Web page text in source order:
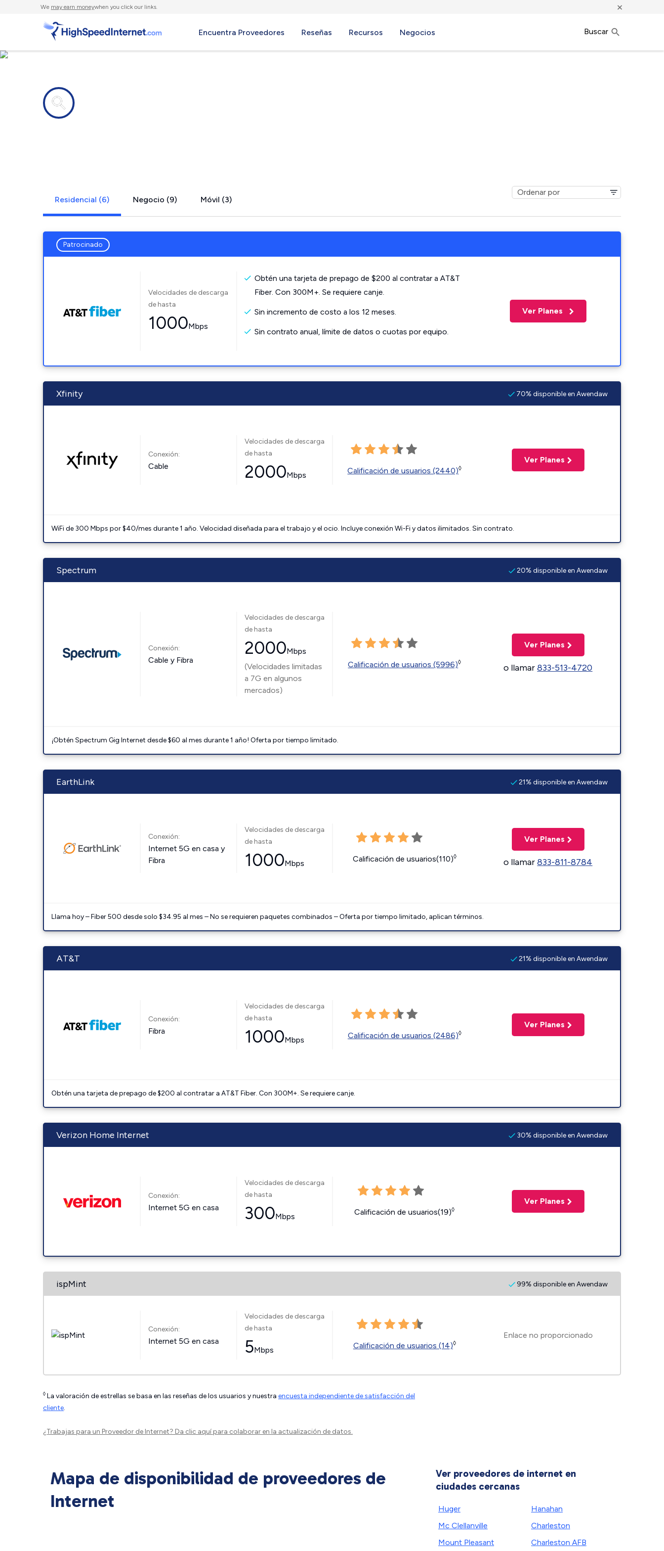
We may earn moneywhen you click our links. ×
Encuentra Proveedores Reseñas Recursos Negocios Buscar
Residencial (6) Negocio (9) Móvil (3)
Patrocinado
Velocidades de descarga
de hasta
1000Mbps
Obtén una tarjeta de prepago de $200 al contratar a AT&T
Fiber. Con 300M+. Se requiere canje.
Sin incremento de costo a los 12 meses.
Sin contrato anual, límite de datos o cuotas por equipo.
Ver Planes
Xfinity 70% disponible en Awendaw
Conexión:
Cable
Velocidades de descarga
de hasta
2000Mbps Calificación de usuarios (2440)◊
Ver Planes
WiFi de 300 Mbps por $40/mes durante 1 año. Velocidad diseñada para el trabajo y el ocio. Incluye conexión Wi-Fi y datos ilimitados. Sin contrato.
Spectrum 20% disponible en Awendaw
Conexión:
Cable y Fibra
Velocidades de descarga
de hasta
2000Mbps
(Velocidades limitadas
a 7G en algunos
mercados)
Calificación de usuarios (5996)◊
Ver Planes
o llamar833-513-4720
¡Obtén Spectrum Gig Internet desde $60 al mes durante 1 año! Oferta por tiempo limitado.
EarthLink 21% disponible en Awendaw
Conexión:
Internet 5G en casa y
Fibra
Velocidades de descarga
de hasta
1000Mbps Calificación de usuarios(110)◊
Ver Planes
o llamar833-811-8784
Llama hoy – Fiber 500 desde solo $34.95 al mes – No se requieren paquetes combinados – Oferta por tiempo limitado, aplican términos.
AT&T 21% disponible en Awendaw
Conexión:
Fibra
Velocidades de descarga
de hasta
1000Mbps Calificación de usuarios (2486)◊
Ver Planes
Obtén una tarjeta de prepago de $200 al contratar a AT&T Fiber. Con 300M+. Se requiere canje.
Verizon Home Internet 30% disponible en Awendaw
Conexión:
Internet 5G en casa
Velocidades de descarga
de hasta
300Mbps Calificación de usuarios(19)◊
Ver Planes
ispMint 99% disponible en Awendaw
Conexión:
Internet 5G en casa
Velocidades de descarga
de hasta
5Mbps Calificación de usuarios (14)◊
Enlace no proporcionado
◊ La valoración de estrellas se basa en las reseñas de los usuarios y nuestra encuesta independiente de satisfacción del
cliente.
¿Trabajas para un Proveedor de Internet? Da clic aquípara colaborar en la actualización de datos.
Mapa de disponibilidad de proveedores de
Internet
Ver proveedores de internet en
ciudades cercanas
Huger
Mc Clellanville
Mount Pleasant
Hanahan
Charleston
Charleston AFB